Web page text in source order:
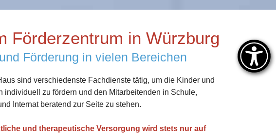
Förderzentrum in Würzburg
Förderung in vielen Bereichen
sind verschiedenste Fachdienste tätig, um die Kinder und
individuell zu fördern und den Mitarbeitenden in Schule,
Internat beratend zur Seite zu stehen.
und therapeutische Versorgung wird stets nur auf